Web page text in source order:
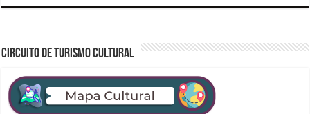
CIRCUITO DE TURISMO CULTURAL